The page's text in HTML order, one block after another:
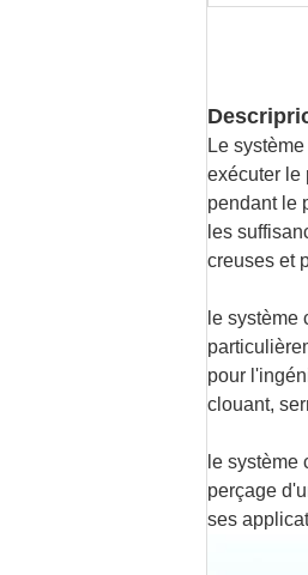
Le
exécuter le
pendant le
les
creuses et
le système
pour
clouant,
le
perçage
ses